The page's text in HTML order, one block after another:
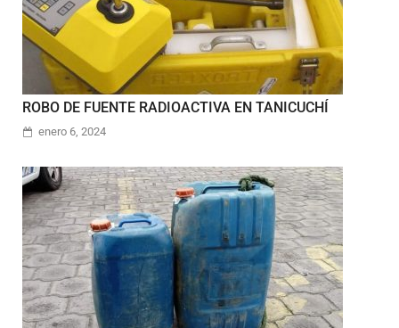
ROBO DE FUENTE RADIOACTIVA EN TANICUCHÍ
enero 6, 2024